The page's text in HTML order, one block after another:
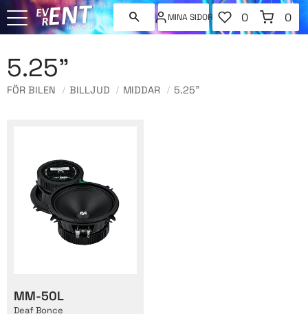
MINA SIDOR
FAVORITER
ANTAL
0
KUNDVAGN
0
5.25"
FÖR BILEN BILLJUD MIDDAR 5.25"
MM-50L
Deaf Bonce